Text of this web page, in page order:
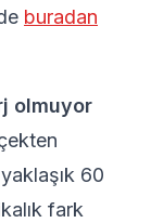
buradan
olmuyor
60
fark